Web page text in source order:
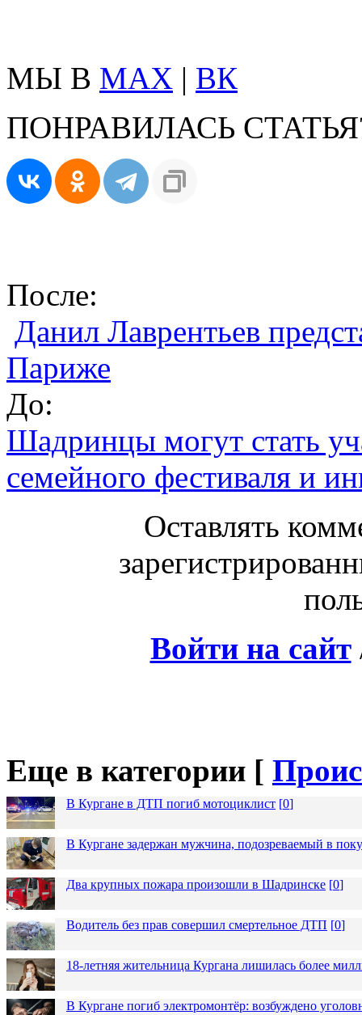
МЫ В MAX | ВК
ПОНРАВИЛАСЬ
После:
Данил Лаврентьев
Париже
До:
Шадринцы могут стать
семейного фестиваля и
Оставлять
Войти на сайт
Еще в категории [
В Кургане в ДТП погиб мотоциклист [0]
В Кургане задержан мужчина, подозреваемый в
Два крупных пожара произошли в Шадринске [0]
Водитель без прав совершил смертельное ДТП [0]
18-летняя жительница Кургана лишилась более
В Кургане погиб электромонтёр: возбуждено